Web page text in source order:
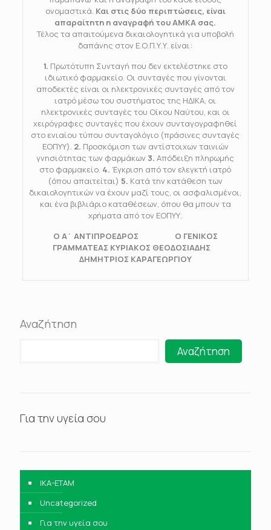
ονομαστικά. Και στις δύο περιπτώσεις, είναι
απαραίτητη η αναγραφή του ΑΜΚΑ σας.
Τέλος τα απαιτούμενα δικαιολογητικά για υποβολή
δαπάνης στον Ε.Ο.Π.Υ.Υ. είναι:
1. Πρωτότυπη Συνταγή που δεν εκτελέστηκε στο
ιδιωτικό φαρμακείο. Οι συνταγές που γίνονται
αποδεκτές είναι οι ηλεκτρονικές συνταγές από τον
ιατρό μέσω του συστήματος της ΗΔΙΚΑ, οι
ηλεκτρονικές συνταγές του Οίκου Ναύτου, και οι
χειρόγραφες συνταγές που έχουν συνταγογραφηθεί
στο ενιαίου τύπου συνταγολόγιο (πράσινες συνταγές
ΕΟΠΥΥ). 2. Προσκόμιση των αντίστοιχων ταινιών
γνησιότητας των φαρμάκων 3. Απόδειξη πληρωμής
στο φαρμακείο. 4. Έγκριση από τον ελεγκτή ιατρό
(όπου απαιτείται) 5. Kατά την κατάθεση των
δικαιολογητικών να έχουν μαζί τους, οι ασφαλισμένοι,
και ένα βιβλιάριο καταθέσεων, όπου θα μπουν τα
χρήματα από τον ΕΟΠΥΥ.
Ο Α΄ ΑΝΤΙΠΡΟΕΔΡΟΣ Ο ΓΕΝΙΚΟΣ
ΓΡΑΜΜΑΤΕΑΣ ΚΥΡΙΑΚΟΣ ΘΕΟΔΟΣΙΑΔΗΣ
ΔΗΜΗΤΡΙΟΣ ΚΑΡΑΓΕΩΡΓΙΟΥ
Αναζήτηση
Αναζήτηση
Για την υγεία σου
IKA-ETAM
Uncategorized
Για την υγεία σου